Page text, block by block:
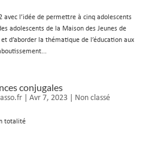
avec l’idée de permettre à cinq adolescents
adolescents de la Maison des Jeunes de
d’aborder la thématique de l’éducation aux
conjugales
| Avr 7, 2023| Non classé
totalité